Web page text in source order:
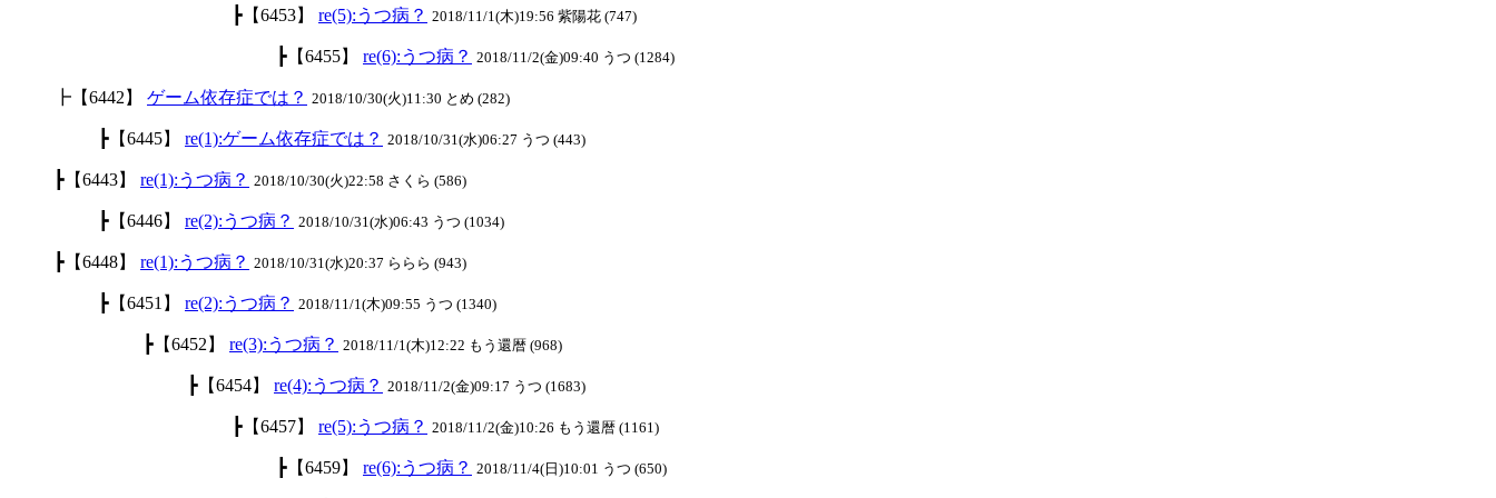
┣【6453】 re(5):うつ病？ 2018/11/1(木)19:56 紫陽花 (747)
┣【6455】 re(6):うつ病？ 2018/11/2(金)09:40 うつ (1284)
┣【6442】 ゲーム依存症では？ 2018/10/30(火)11:30 とめ (282)
┣【6445】 re(1):ゲーム依存症では？ 2018/10/31(水)06:27 うつ (443)
┣【6443】 re(1):うつ病？ 2018/10/30(火)22:58 さくら (586)
┣【6446】 re(2):うつ病？ 2018/10/31(水)06:43 うつ (1034)
┣【6448】 re(1):うつ病？ 2018/10/31(水)20:37 ららら (943)
┣【6451】 re(2):うつ病？ 2018/11/1(木)09:55 うつ (1340)
┣【6452】 re(3):うつ病？ 2018/11/1(木)12:22 もう還暦 (968)
┣【6454】 re(4):うつ病？ 2018/11/2(金)09:17 うつ (1683)
┣【6457】 re(5):うつ病？ 2018/11/2(金)10:26 もう還暦 (1161)
┣【6459】 re(6):うつ病？ 2018/11/4(日)10:01 うつ (650)